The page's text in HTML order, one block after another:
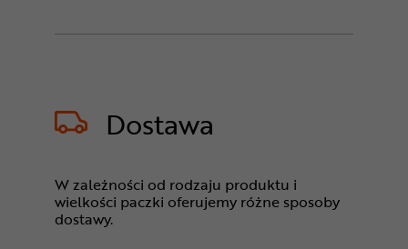
Dostawa
W zależności od rodzaju produktu i
wielkości paczki oferujemy różne sposoby
dostawy.